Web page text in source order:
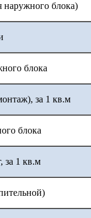
наружного блока)
блока
за 1 кв.м
блока
за 1 кв.м